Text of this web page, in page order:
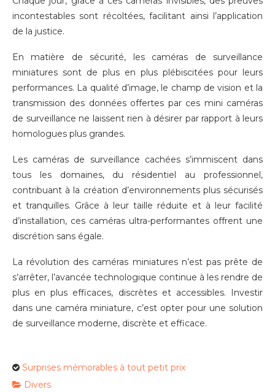
incontestables sont récoltées, facilitant ainsi l’application
de la justice.
En matière de sécurité, les caméras de surveillance
miniatures sont de plus en plus plébiscitées pour leurs
performances. La qualité d’image, le champ de vision et la
transmission des données offertes par ces mini caméras
de surveillance ne laissent rien à désirer par rapport à leurs
homologues plus grandes.
Les caméras de surveillance cachées s’immiscent dans
tous les domaines, du résidentiel au professionnel,
contribuant à la création d’environnements plus sécurisés
et tranquilles. Grâce à leur taille réduite et à leur facilité
d’installation, ces caméras ultra-performantes offrent une
discrétion sans égale.
La révolution des caméras miniatures n’est pas prête de
s’arrêter, l’avancée technologique continue à les rendre de
plus en plus efficaces, discrètes et accessibles. Investir
dans une caméra miniature, c’est opter pour une solution
de surveillance moderne, discrète et efficace.
Surprises mémorables à tout petit prix
Divers